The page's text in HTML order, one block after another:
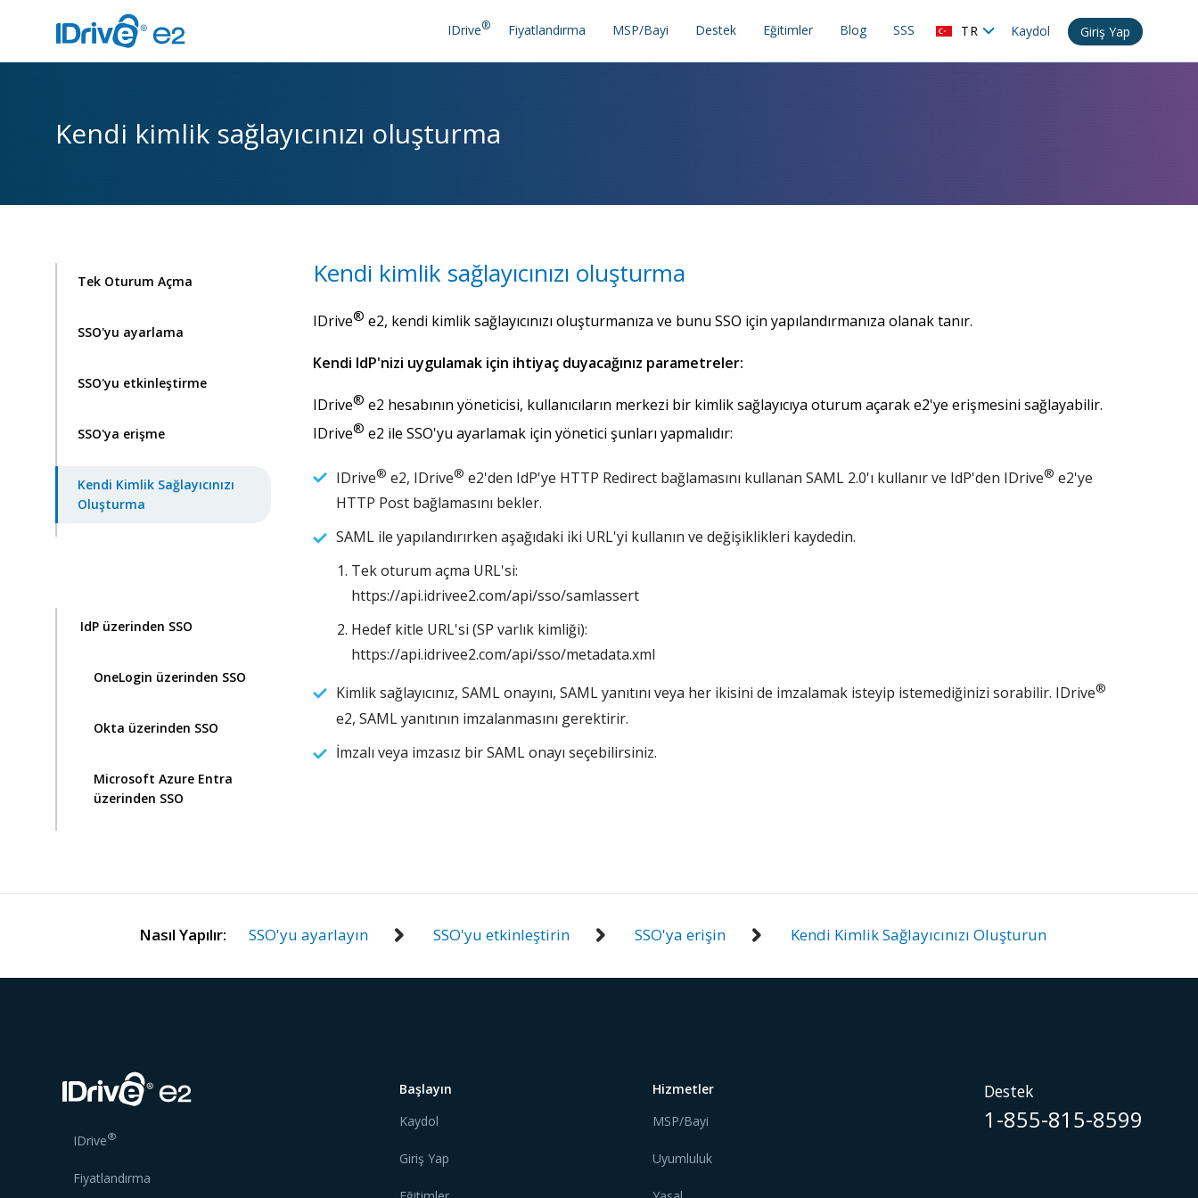
TR Kaydol Giriş Yap
IDrive® Fiyatlandırma MSP/Bayi Destek Eğitimler Blog SSS
Kendi kimlik sağlayıcınızı oluşturma
Tek Oturum Açma
SSO'yu ayarlama
SSO'yu etkinleştirme
SSO'ya erişme
Kendi Kimlik Sağlayıcınızı
Oluşturma
IdP üzerinden SSO
OneLogin üzerinden SSO
Okta üzerinden SSO
Microsoft Azure Entra
üzerinden SSO
Kendi kimlik sağlayıcınızı oluşturma
IDrive® e2, kendi kimlik sağlayıcınızı oluşturmanıza ve bunu SSO için yapılandırmanıza olanak tanır.
Kendi IdP'nizi uygulamak için ihtiyaç duyacağınız parametreler:
IDrive® e2 hesabının yöneticisi, kullanıcıların merkezi bir kimlik sağlayıcıya oturum açarak e2'ye erişmesini sağlayabilir.
IDrive® e2 ile SSO'yu ayarlamak için yönetici şunları yapmalıdır:
IDrive® e2, IDrive® e2'den IdP'ye HTTP Redirect bağlamasını kullanan SAML 2.0'ı kullanır ve IdP'den IDrive® e2'ye
HTTP Post bağlamasını bekler.
SAML ile yapılandırırken aşağıdaki iki URL'yi kullanın ve değişiklikleri kaydedin.
Tek oturum açma URL'si:
https://api.idrivee2.com/api/sso/samlassert
Hedef kitle URL'si (SP varlık kimliği):
https://api.idrivee2.com/api/sso/metadata.xml
Kimlik sağlayıcınız, SAML onayını, SAML yanıtını veya her ikisini de imzalamak isteyip istemediğinizi sorabilir. IDrive®
e2, SAML yanıtının imzalanmasını gerektirir.
İmzalı veya imzasız bir SAML onayı seçebilirsiniz.
Nasıl Yapılır: SSO'yu ayarlayın SSO'yu etkinleştirin SSO'ya erişin Kendi Kimlik Sağlayıcınızı Oluşturun
IDrive®
Fiyatlandırma
Başlayın
Kaydol
Giriş Yap
Hizmetler
MSP/Bayi
Uyumluluk
Destek
1-855-815-8599